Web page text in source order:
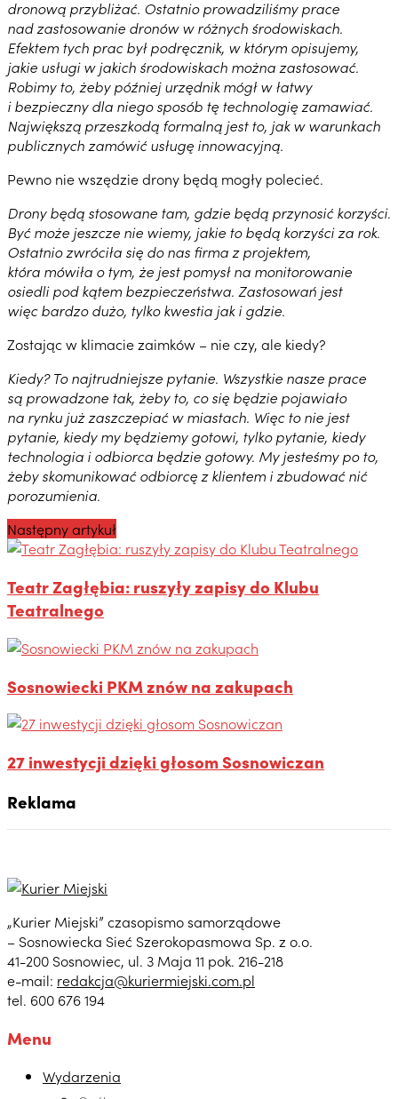
dronową przybliżać. Ostatnio prowadziliśmy prace
nad zastosowanie dronów w różnych środowiskach.
Efektem tych prac był podręcznik, w którym opisujemy,
jakie usługi w jakich środowiskach można zastosować.
Robimy to, żeby później urzędnik mógł w łatwy
i bezpieczny dla niego sposób tę technologię zamawiać.
Największą przeszkodą formalną jest to, jak w warunkach
publicznych zamówić usługę innowacyjną.
Pewno nie wszędzie drony będą mogły polecieć.
Drony będą stosowane tam, gdzie będą przynosić korzyści.
Być może jeszcze nie wiemy, jakie to będą korzyści za rok.
Ostatnio zwróciła się do nas firma z projektem,
która mówiła o tym, że jest pomysł na monitorowanie
osiedli pod kątem bezpieczeństwa. Zastosowań jest
więc bardzo dużo, tylko kwestia jak i gdzie.
Zostając w klimacie zaimków – nie czy, ale kiedy?
Kiedy? To najtrudniejsze pytanie. Wszystkie nasze prace
są prowadzone tak, żeby to, co się będzie pojawiało
na rynku już zaszczepiać w miastach. Więc to nie jest
pytanie, kiedy my będziemy gotowi, tylko pytanie, kiedy
technologia i odbiorca będzie gotowy. My jesteśmy po to,
żeby skomunikować odbiorcę z klientem i zbudować nić
porozumienia.
Następny artykuł
Teatr Zagłębia: ruszyły zapisy do Klubu
Teatralnego
Sosnowiecki PKM znów na zakupach
27 inwestycji dzięki głosom Sosnowiczan
Reklama
„Kurier Miejski” czasopismo samorządowe
– Sosnowiecka Sieć Szerokopasmowa Sp. z o.o.
41-200 Sosnowiec, ul. 3 Maja 11 pok. 216-218
e-mail: redakcja@kuriermiejski.com.pl
tel. 600 676 194
Menu
Wydarzenia